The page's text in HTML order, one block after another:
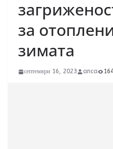
за
зимата
септември 16, 2023 anca